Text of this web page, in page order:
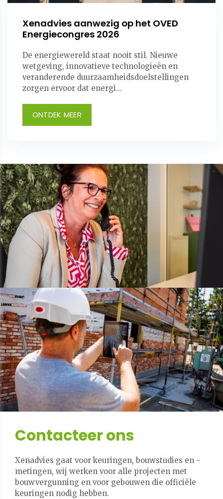
Xenadvies aanwezig op het OVED
Energiecongres 2026
De energiewereld staat nooit stil. Nieuwe
wetgeving, innovatieve technologieën en
veranderende duurzaamheidsdoelstellingen
zorgen ervoor dat energi...
ONTDEK MEER
Contacteer ons
Xenadvies gaat voor keuringen, bouwstudies en -
metingen, wij werken voor alle projecten met
bouwvergunning en voor gebouwen die officiële
keuringen nodig hebben.